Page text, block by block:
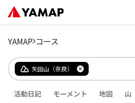
YAMAP コース
矢田山（奈良）
活動日記 モーメント 地図 山